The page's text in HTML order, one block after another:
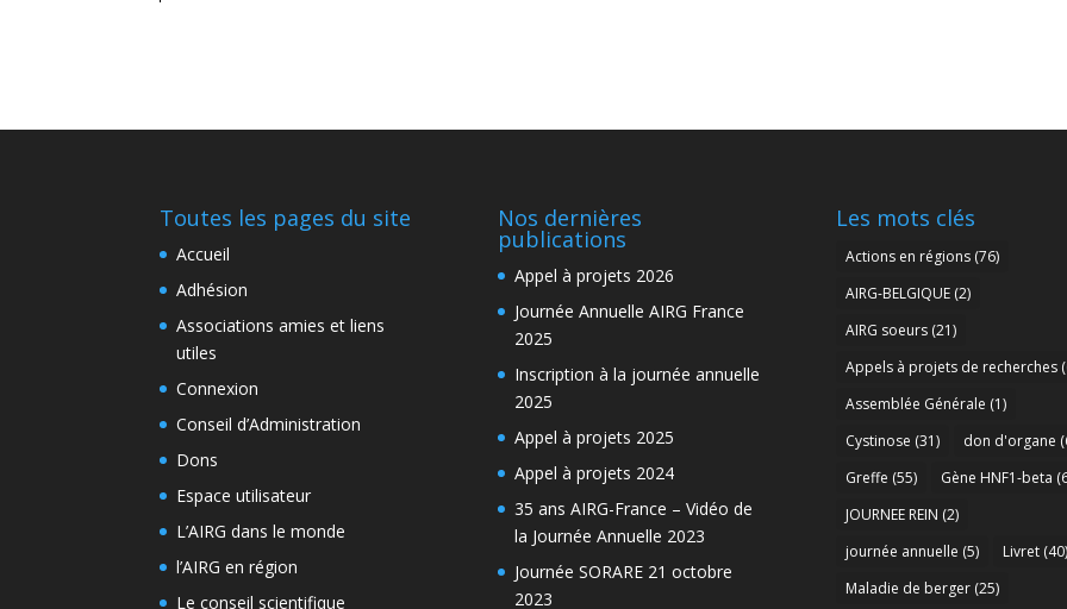
Toutes les pages du site
Accueil
Adhésion
Associations amies et liens
utiles
Connexion
Conseil d’Administration
Dons
Espace utilisateur
L’AIRG dans le monde
l’AIRG en région
Le conseil scientifique
Nos dernières
publications
Appel à projets 2026
Journée Annuelle AIRG France
2025
Inscription à la journée annuelle
2025
Appel à projets 2025
Appel à projets 2024
35 ans AIRG-France – Vidéo de
la Journée Annuelle 2023
Journée SORARE 21 octobre
2023
Les mots clés
Actions en régions(76)
AIRG-BELGIQUE(2)
AIRG soeurs(21)
Appels à projets de recherches
Assemblée Générale (1)
Cystinose (31) don d'organe
Greffe (55) Gène HNF1-beta
JOURNEE REIN (2)
journée annuelle (5) Livret(40)
Maladie de berger(25)